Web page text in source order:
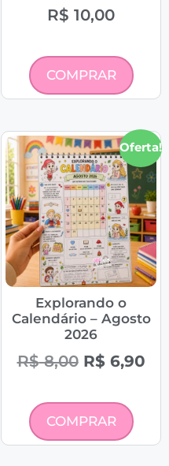
R$ 10,00
COMPRAR
Oferta!
Explorando o
Calendário – Agosto
2026
R$8,00 R$6,90
COMPRAR